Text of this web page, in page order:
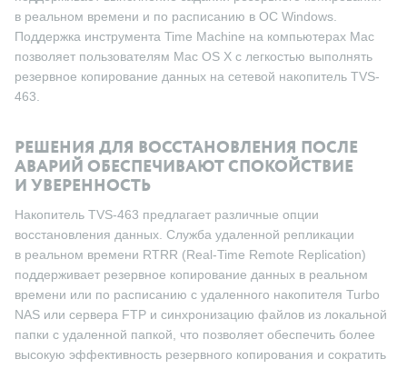
в реальном времени и по расписанию в ОС Windows.
Поддержка инструмента Time Machine на компьютерах Mac
позволяет пользователям Mac OS X с легкостью выполнять
резервное копирование данных на сетевой накопитель TVS-
463.
РЕШЕНИЯ ДЛЯ ВОССТАНОВЛЕНИЯ ПОСЛЕ
АВАРИЙ ОБЕСПЕЧИВАЮТ СПОКОЙСТВИЕ
И УВЕРЕННОСТЬ
Накопитель TVS-463 предлагает различные опции
восстановления данных. Служба удаленной репликации
в реальном времени RTRR (Real-Time Remote Replication)
поддерживает резервное копирование данных в реальном
времени или по расписанию с удаленного накопителя Turbo
NAS или сервера FTP и синхронизацию файлов из локальной
папки с удаленной папкой, что позволяет обеспечить более
высокую эффективность резервного копирования и сократить